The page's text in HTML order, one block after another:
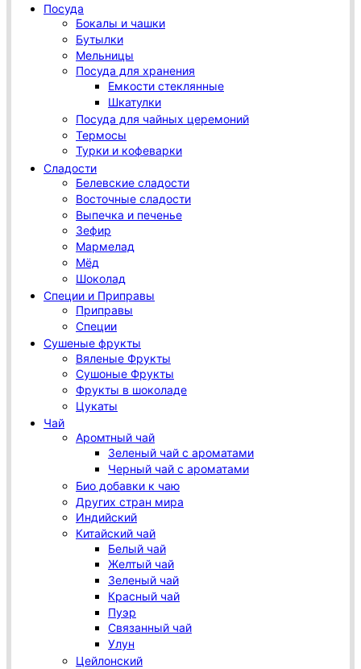
Посуда
Бокалы и чашки
Бутылки
Мельницы
Посуда для хранения
Емкости стеклянные
Шкатулки
Посуда для чайных церемоний
Термосы
Турки и кофеварки
Сладости
Белевские сладости
Восточные сладости
Выпечка и печенье
Зефир
Мармелад
Мёд
Шоколад
Специи и Приправы
Приправы
Специи
Сушеные фрукты
Вяленые Фрукты
Сушоные Фрукты
Фрукты в шоколаде
Цукаты
Чай
Аромтный чай
Зеленый чай с ароматами
Черный чай с ароматами
Био добавки к чаю
Других стран мира
Индийский
Китайский чай
Белый чай
Желтый чай
Зеленый чай
Красный чай
Пуэр
Связанный чай
Улун
Цейлонский